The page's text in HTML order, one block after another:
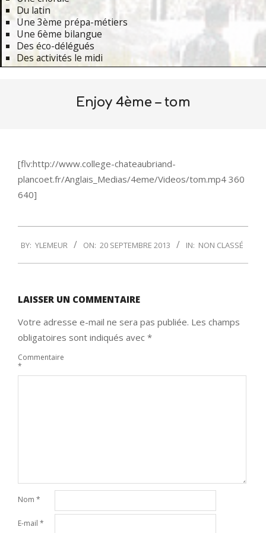
Du latin
Une 3ème prépa-métiers
Une 6ème bilangue
Des éco-délégués
Des activités le midi
Enjoy 4ème – tom
[flv:http://www.college-chateaubriand-
plancoet.fr/Anglais_Medias/4eme/Videos/tom.mp4 360
640]
09-
20
BY: YLEMEUR ON: 20 SEPTEMBRE 2013 IN: NON CLASSÉ
LAISSER UN COMMENTAIRE
Votre adresse e-mail ne sera pas publiée. Les champs
obligatoires sont indiqués avec *
Commentaire
*
Nom *
E-mail *